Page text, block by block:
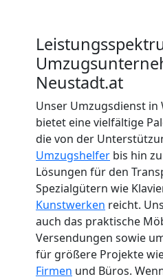
Neustadt.at
Unser Umzugsdienst in
bietet eine vielfältige
die von der
Umzugshelfer bis hin
Lösungen für den
Spezialgütern wie
Kunstwerken reicht.
auch das praktische
Versendungen sowie
für größere Projekte
Firmen und Büros.